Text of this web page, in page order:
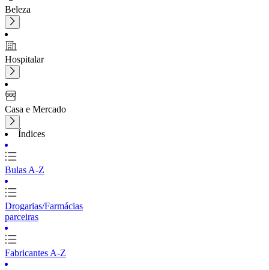
Beleza
Hospitalar
Casa e Mercado
Índices
Bulas A-Z
Drogarias/Farmácias
parceiras
Fabricantes A-Z